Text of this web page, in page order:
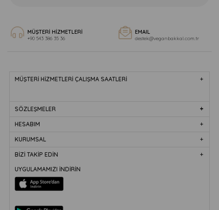
MÜŞTERİ HİZMETLERİ
+90 543 386 35 36
EMAIL
destek@veganbakkal.com.tr
MÜŞTERİ HİZMETLERİ ÇALIŞMA SAATLERİ
SÖZLEŞMELER
HESABIM
KURUMSAL
BİZİ TAKİP EDİN
UYGULAMAMIZI İNDİRİN